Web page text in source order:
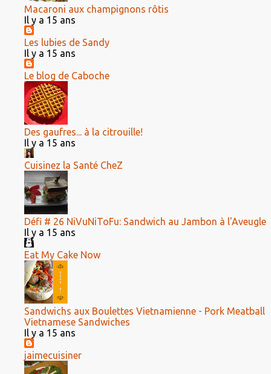
Macaroni aux champignons rôtis
Il y a 15 ans
Les lubies de Sandy
Il y a 15 ans
Le blog de Caboche
Des gaufres... à la citrouille!
Il y a 15 ans
Cuisinez la Santé CheZ
Défi # 26 NiVuNiToFu: Sandwich au Jambon à l'Aveugle
Il y a 15 ans
Eat My Cake Now
Sandwichs aux Boulettes Vietnamienne - Pork Meatball
Vietnamese Sandwiches
Il y a 15 ans
jaimecuisiner